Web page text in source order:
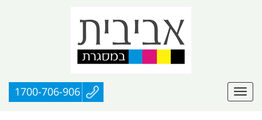
1700-706-906